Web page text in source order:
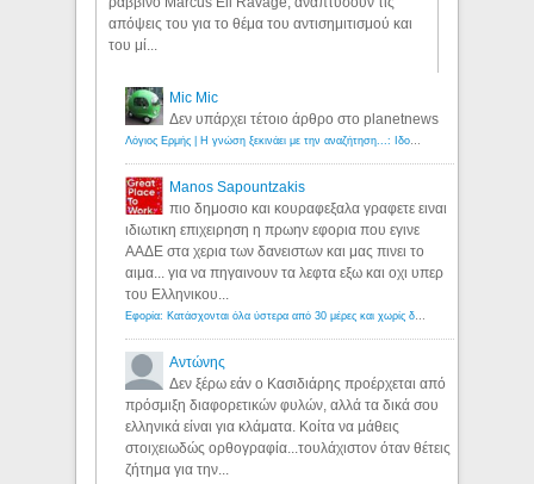
απόψεις του για το θέμα του αντισημιτισμού και
του μί...
Mic Mic
Δεν υπάρχει τέτοιο άρθρο στο planetnews
Manos Sapountzakis
πιο δημοσιο και κουραφεξαλα γραφετε ειναι
ιδιωτικη επιχειρηση η πρωην εφορια που εγινε
ΑΑΔΕ στα χερια των δανειστων και μας πινει το
αιμα... για να πηγαινουν τα λεφτα εξω και οχι υπερ
του Ελληνικου...
Αντώνης
Δεν ξέρω εάν ο Κασιδιάρης προέρχεται από
πρόσμιξη διαφορετικών φυλών, αλλά τα δικά σου
ελληνικά είναι για κλάματα. Κοίτα να μάθεις
στοιχειωδώς ορθογραφία...τουλάχιστον όταν θέτεις
ζήτημα για την...